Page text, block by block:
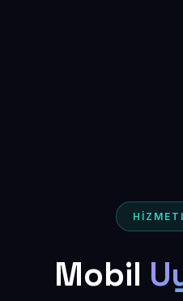
Mobil